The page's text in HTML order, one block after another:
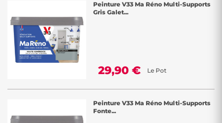
Peinture V33 Ma Réno Multi-Supports
Gris Galet...
29,90 € Le Pot
Peinture V33 Ma Réno Multi-Supports
Fonte...